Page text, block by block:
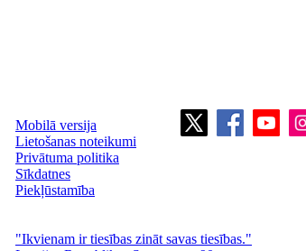
Mobilā versija
Lietošanas noteikumi
Privātuma politika
Sīkdatnes
Piekļūstamība
"Ikvienam ir tiesības zināt savas tiesības."